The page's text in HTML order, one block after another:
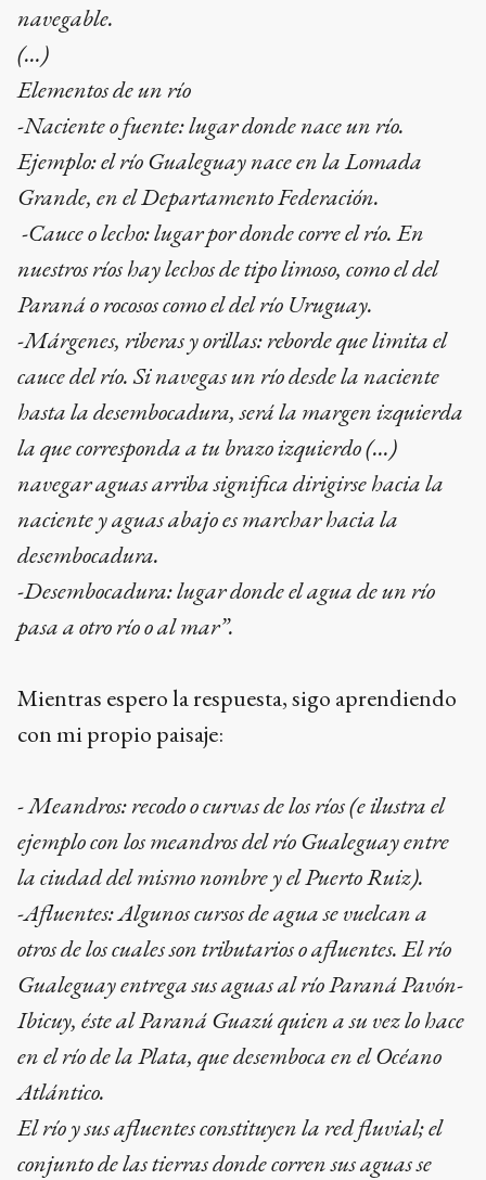
navegable.
(…)
Elementos de un río
-Naciente o fuente: lugar donde nace un río.
Ejemplo: el río Gualeguay nace en la Lomada
Grande, en el Departamento Federación.
-Cauce o lecho: lugar por donde corre el río. En
nuestros ríos hay lechos de tipo limoso, como el del
Paraná o rocosos como el del río Uruguay.
-Márgenes, riberas y orillas: reborde que limita el
cauce del río. Si navegas un río desde la naciente
hasta la desembocadura, será la margen izquierda
la que corresponda a tu brazo izquierdo (…)
navegar aguas arriba significa dirigirse hacia la
naciente y aguas abajo es marchar hacia la
desembocadura.
-Desembocadura: lugar donde el agua de un río
pasa a otro río o al mar”.
Mientras espero la respuesta, sigo aprendiendo
con mi propio paisaje:
- Meandros: recodo o curvas de los ríos (e ilustra el
ejemplo con los meandros del río Gualeguay entre
la ciudad del mismo nombre y el Puerto Ruiz).
-Afluentes: Algunos cursos de agua se vuelcan a
otros de los cuales son tributarios o afluentes. El río
Gualeguay entrega sus aguas al río Paraná Pavón-
Ibicuy, éste al Paraná Guazú quien a su vez lo hace
en el río de la Plata, que desemboca en el Océano
Atlántico.
El río y sus afluentes constituyen la red fluvial; el
conjunto de las tierras donde corren sus aguas se